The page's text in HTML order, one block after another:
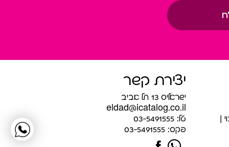
יצירת קשר
ישראליס 13 תל אביב
eldad@icatalog.co.il
טל: 03-5491555
פקס: 03-5491555